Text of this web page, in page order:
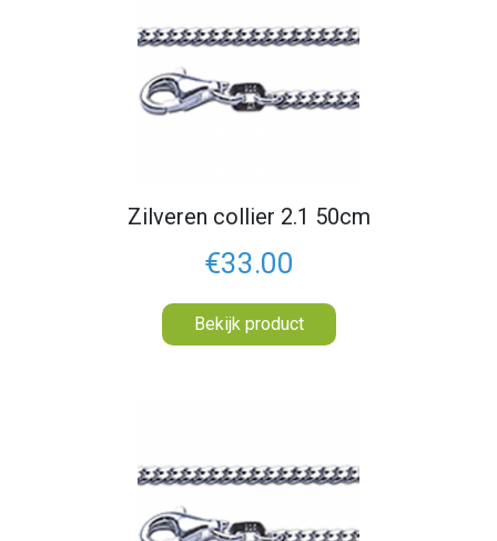
Zilveren collier 2.1 50cm
€33.00
Bekijk product